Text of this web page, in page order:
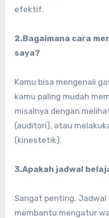
efektif.
2.Bagaimana cara
saya?
Kamu bisa mengenali
kamu paling mudah
misalnya dengan
(auditori), atau
(kinestetik).
3.Apakah jadwal
Sangat penting.
membantu mengatur